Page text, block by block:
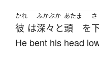
かれ
彼 は
ふかぶか
深々と
あたま
頭 を
さ
He bent his head